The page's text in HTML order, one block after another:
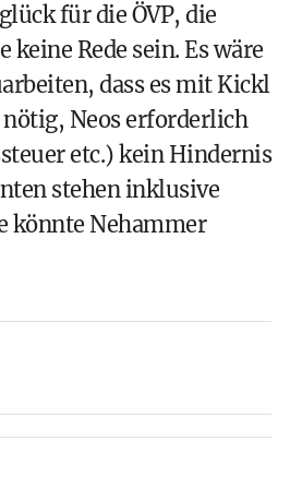
für die ÖVP, die
Rede sein. Es wäre
dass es mit Kickl
Neos erforderlich
etc.) kein Hindernis
stehen inklusive
könnte Nehammer